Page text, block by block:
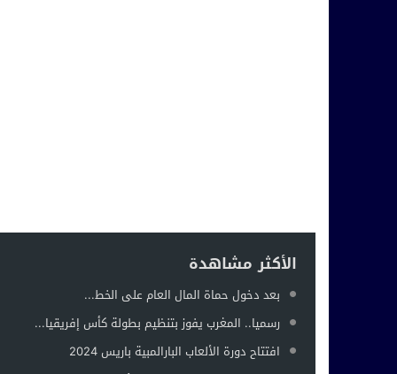
الأكثر مشاهدة
بعد دخول حماة المال العام على الخط...
رسميا.. المغرب يفوز بتنظيم بطولة كأس إفريقيا...
افتتاح دورة الألعاب البارالمبية باريس 2024